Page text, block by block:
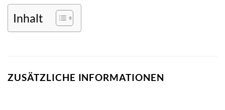
Inhalt
ZUSÄTZLICHE INFORMATIONEN